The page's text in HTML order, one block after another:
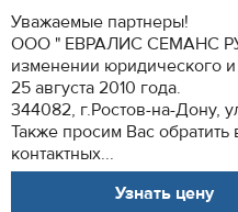
Уважаемые партнеры!
OOO " ЕВРАЛИС СЕМАНС
изменении юридического
25 августа 2010 года.
344082, г.Ростов-на-Дону,
Также просим Вас
контактных...
Узнать цену